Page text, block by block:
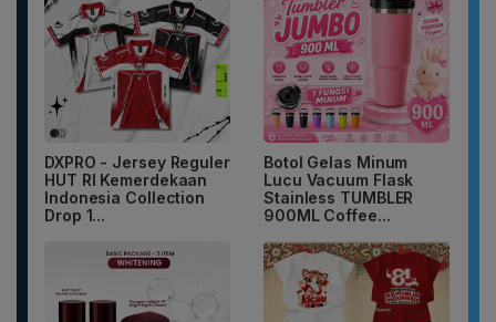
DXPRO - Jersey Reguler
HUT RI Kemerdekaan
Indonesia Collection
Drop 1...
Botol Gelas Minum
Lucu Vacuum Flask
Stainless TUMBLER
900ML Coffee...